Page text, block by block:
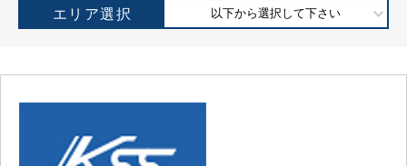
エリア選択 以下から選択して下さい